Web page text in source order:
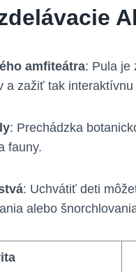
amfiteátra: Pula je
a zažiť tak
: Prechádzka
fauny.
: Uchvátiť deti
alebo